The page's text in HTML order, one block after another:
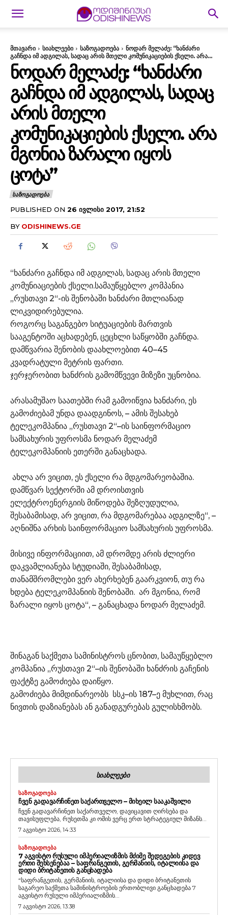
მთავარი სიახლეები საზოგადოება
ნოდარ მელაძე: “ხანძარი
გაჩნდა იმ ადგილას, სადაც არის მთელი კომუნიკაციების ქსელი. არა...
ᲜᲝᲓᲐᲠ ᲛᲔᲚᲐᲫᲔ: “ᲮᲐᲜᲫᲐᲠᲘ
ᲒᲐᲩᲜᲓᲐ ᲘᲛ ᲐᲓᲒᲘᲚᲐᲡ, ᲡᲐᲓᲐᲪ
ᲐᲠᲘᲡ ᲛᲗᲔᲚᲘ
ᲙᲝᲛᲣᲜᲘᲙᲐᲪᲘᲔᲑᲘᲡ ᲥᲡᲔᲚᲘ. ᲐᲠᲐ
ᲛᲒᲝᲜᲘᲐ ᲖᲐᲠᲐᲚᲘ ᲘᲧᲝᲡ
ᲪᲝᲢᲐ”
ᲡᲐᲖᲝᲒᲐᲓᲝᲔᲑᲐ
PUBLISHED ON 26 ᲘᲕᲚᲘᲡᲘ 2017, 21:52
BY ODISHINEWS.GE
“ხანძარი გაჩნდა იმ ადგილას, სადაც არის მთელი
კომუნიაციების ქსელი.სამაუწყებლო კომპანია
„რუსთავი 2“-ის შენობაში ხანძარი მთლიანად
ლიკვიდირებულია.
როგორც საგანგებო სიტუაციების მართვის
სააგენტოში აცხადებენ, ცეცხლი საწყობში გაჩნდა.
დამწვარია შენობის დაახლოებით 40–45
კვადრატული მეტრის ფართი.
ჯერჯერობით ხანძრის გამომწვევი მიზეზი უცნობია.
არასამუშაო საათებში რამ გამოიწვია ხანძარი, ეს
გამოძიებამ უნდა დაადგინოს, – ამის შესახებ
ტელეკომპანია „რუსთავი 2“–ის საინფორმაციო
სამსახურის უფროსმა ნოდარ მელაძემ
ტელეკომპანიის ეთერში განაცხადა.
ახლა არ ვიცით, ეს ქსელი რა მდგომარეობაშია.
დამწვარ სექტორში ამ დროისთვის
ელექტროენერგიის მიწოდება შეზღუდულია,
შესაბამისად, არ ვიცით, რა მდგომარებაა ადგილზე“, –
აღნიშნა არხის საინფორმაციო სამსახურის უფროსმა.
მისივე ინფორმაციით, ამ დრომდე არის ძლიერი
დაკვამლიანება სტუდიაში, შესაბამისად,
თანამშრომლები ვერ ახერხებენ გაარკვიონ, თუ რა
ხდება ტელეკომპანიის შენობაში. არ მგონია, რომ
ზარალი იყოს ცოტა“, – განაცხადა ნოდარ მელაძემ.
შინაგან საქმეთა სამინისტროს ცნობით, სამაუწყებლო
კომპანია „რუსთავი 2“–ის შენობაში ხანძრის გაჩენის
ფაქტზე გამოძიება დაიწყო.
გამოძიება მიმდინარეობს სსკ–ის 187–ე მუხლით, რაც
ნივთის დაზიანებას ან განადგურებას გულისხმობს.
ᲡᲘᲐᲮᲚᲔᲔᲑᲘ
ᲡᲐᲖᲝᲒᲐᲓᲝᲔᲑᲐ
ᲩᲕᲔᲜ ᲒᲐᲓᲐᲕᲐᲠᲩᲘᲜᲔᲗ ᲡᲐᲥᲐᲠᲗᲕᲔᲚᲝ – ᲛᲘᲮᲔᲘᲚ ᲡᲐᲐᲙᲐᲨᲕᲘᲚᲘ
ჩვენ გადავარჩინეთ საქართველო, დავიცავით ღირსება და
თავისუფლება, რუსეთმა კი ომის ვერც ერთ სტრატეგიულ მიზანს...
7 აგვისტო 2026, 14:33
ᲡᲐᲖᲝᲒᲐᲓᲝᲔᲑᲐ
7 ᲐᲒᲕᲘᲡᲢᲝ ᲠᲣᲡᲣᲚᲘ ᲘᲛᲞᲔᲠᲘᲐᲚᲘᲖᲛᲘᲡ ᲛᲫᲘᲛᲔ ᲨᲔᲓᲔᲒᲔᲑᲘᲡ ᲙᲘᲓᲔᲕ
ᲔᲠᲗᲘ ᲨᲔᲮᲡᲔᲜᲔᲑᲐᲐ – ᲡᲐᲤᲠᲐᲜᲒᲔᲗᲘᲡ, ᲒᲔᲠᲛᲐᲜᲘᲘᲡ, ᲘᲢᲐᲚᲘᲘᲡᲐ ᲓᲐ
ᲓᲘᲓᲘ ᲑᲠᲘᲢᲐᲜᲔᲗᲘᲡ ᲒᲐᲜᲪᲮᲐᲓᲔᲑᲐ
“საფრანგეთის, გერმანიის, იტალიისა და დიდი ბრიტანეთის
საგარეო საქმეთა სამინისტროების ერთობლივი განცხადება 7
აგვისტო რუსული იმპერიალიზმის...
7 აგვისტო 2026, 13:38